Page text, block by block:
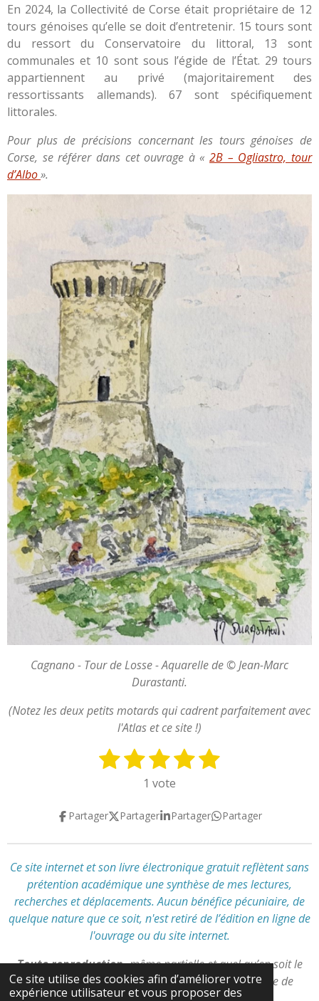
Ce site utilise des cookies afin d’améliorer votre
expérience utilisateur et vous proposer des
En 2024, la Collectivité de Corse était propriétaire de 12
tours génoises qu’elle se doit d’entretenir. 15 tours sont
du ressort du Conservatoire du littoral, 13 sont
communales et 10 sont sous l’égide de l’État. 29 tours
appartiennent au privé (majoritairement des
ressortissants allemands). 67 sont spécifiquement
littorales.
Pour plus de précisions concernant les tours génoises de
Corse, se référer dans cet ouvrage à «2B – Ogliastro, tour
d’Albo».
Cagnano - Tour de Losse - Aquarelle de © Jean-Marc
Durastanti.
(Notez les deux petits motards qui cadrent parfaitement avec
l'Atlas et ce site !)
a
é
t
o
1
o
i
l
e
2
o
i
l
e
s
3
é
o
i
l
e
s
4
é
o
i
l
e
s
5
o
i
l
e
s
y
r
l
'
é
v
a
l
u
a
t
1 vote
Partager Partager Partager Partager
Ce site internet et son livre électronique gratuit reflètentsans
prétention académique une synthèse de mes lectures,
recherches et déplacements.Aucun bénéfice pécuniaire, de
quelque nature que ce soit, n'est retiré de l’édition en ligne de
l'ouvrage ou du site internet.
Toute reproduction,même partielle et quel qu’en soit le
support,est interditesans autorisation préalable de